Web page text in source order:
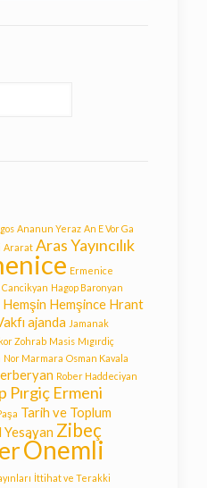
Ananun Yeraz An E Vor Ga
Ararat Aras Yayıncılık
Ermenice
Hagop Baronyan
Hemşin Hemşince Hrant
ajanda Jamanak
Zohrab Masis Mıgırdiç
Nor Marmara Osman Kavala
Rober Haddeciyan
Pırgiç Ermeni
Tarih ve Toplum
Yesayan Zibeç
Önemli
İttihat ve Terakki